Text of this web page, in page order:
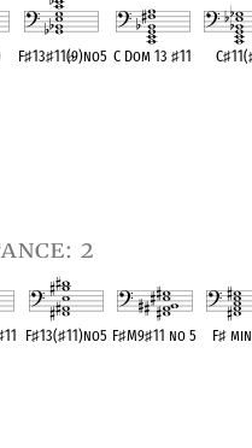
F♯13♯11(♭9)no5 C Dom 13♯11 C♯11(
2
11 F♯13(♯11)no5 F♯M9♯11 no 5 F♯